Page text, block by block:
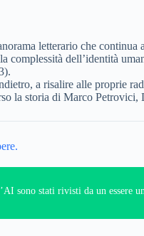
letterario che continua
complessità dell’identità
a risalire alle proprie
la storia di Marco
sono stati rivisti da un essere